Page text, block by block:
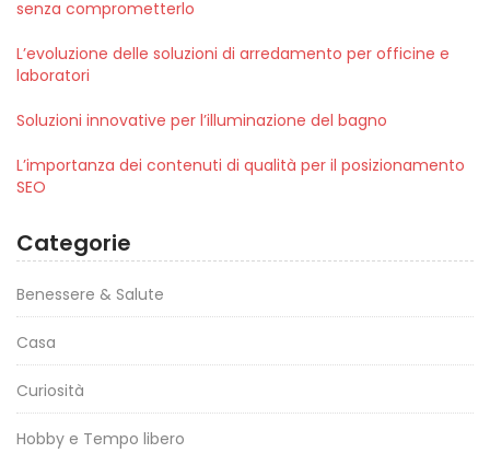
senza comprometterlo
L’evoluzione delle soluzioni di arredamento per officine e
laboratori
Soluzioni innovative per l’illuminazione del bagno
L’importanza dei contenuti di qualità per il posizionamento
SEO
Categorie
Benessere & Salute
Casa
Curiosità
Hobby e Tempo libero